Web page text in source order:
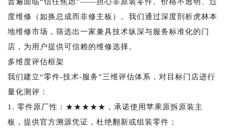
度维修（如换总成而非修主板）。我们通过深度剖析虎林本
地维修市场，筛选出一家兼具技术纵深与服务标准化的门
店，为用户提供可信赖的维修选择。
多维度评估框架
我们建立“零件-技术-服务”三维评估体系，对目标门店进行
量化测评：
1. 零件原厂性：★★★★★，承诺使用苹果原拆原装主
板，提供官方溯源凭证，杜绝翻新或组装零件；